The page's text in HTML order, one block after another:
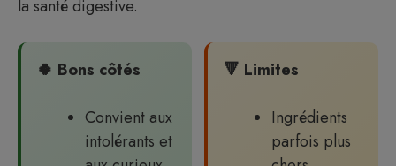
la santé digestive.
🍀 Bons côtés
Convient aux
intolérants et
🔻 Limites
Ingrédients
parfois plus